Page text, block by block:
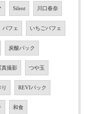
Silent 川口春奈
パフェ いちごパフェ
炭酸パック
真撮影 つや玉
り REVIパック
和食